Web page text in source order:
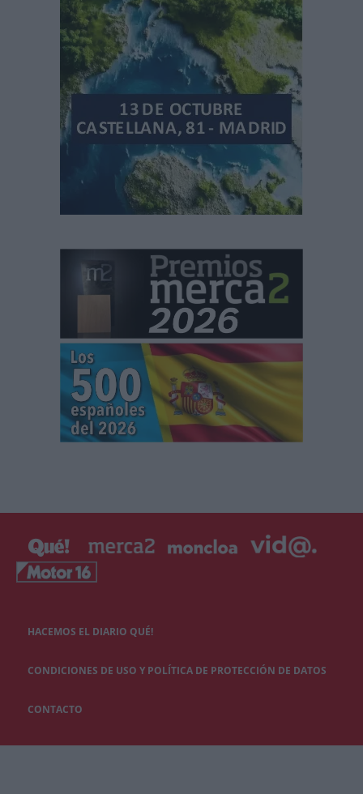
HACEMOS EL DIARIO QUÉ!
CONDICIONES DE USO Y POLÍTICA DE PROTECCIÓN DE DATOS
CONTACTO